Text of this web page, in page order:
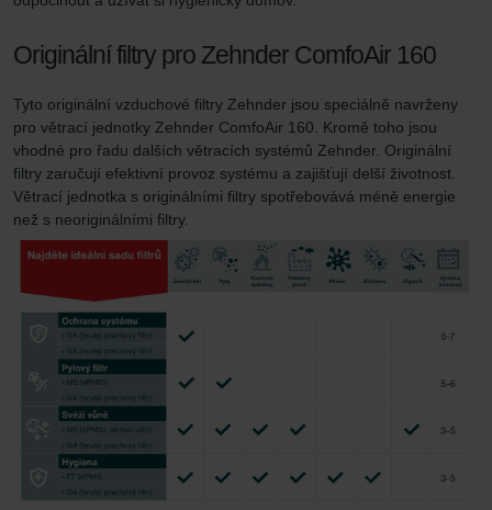
Originální filtry pro Zehnder ComfoAir 160
Tyto originální vzduchové filtry Zehnder jsou speciálně navrženy
pro větrací jednotky Zehnder ComfoAir 160. Kromě toho jsou
vhodné pro řadu dalších větracích systémů Zehnder. Originální
filtry zaručují efektivní provoz systému a zajišťují delší životnost.
Větrací jednotka s originálními filtry spotřebovává méně energie
než s neoriginálními filtry.